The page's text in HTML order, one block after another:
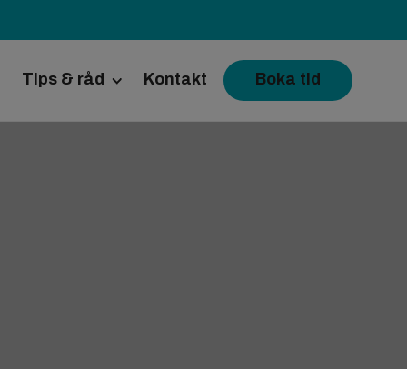
Tips & råd Kontakt Boka tid